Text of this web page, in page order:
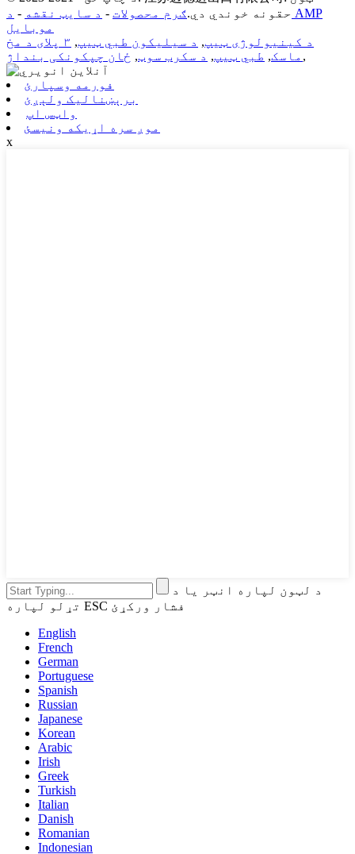
حقونه خوندي دي.ګرم محصولات - د سایټ نقشه - د AMP
موبایل
د کینیولوژی ټیپ, د سیلیکون طبي ټیپ,
۳ پلای د مخ
ماسک, طبي ټیپ, د سکرب سوټ, ځان چپکونکی بنداژ ,
فورمه وسپارئ
برېښنالیک ولېږئ
واټس اپ
موږ سره اړیکه ونیسئ
x
د لټون لپاره انټر یا د
تړلو لپاره ESC فشار ورکړئ
English
French
German
Portuguese
Spanish
Russian
Japanese
Korean
Arabic
Irish
Greek
Turkish
Italian
Danish
Romanian
Indonesian